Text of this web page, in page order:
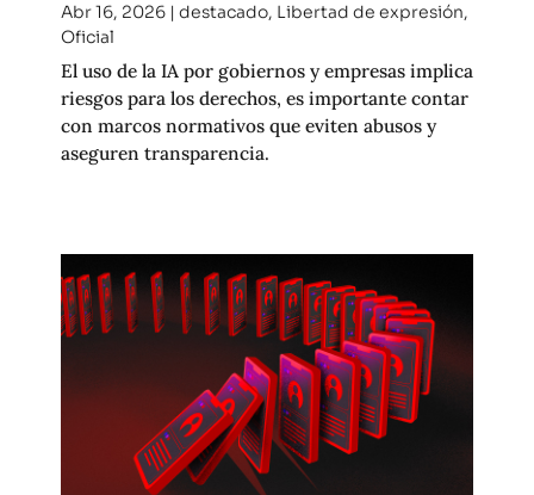
Abr 16, 2026| destacado, Libertad de expresión,
Oficial
El uso de la IA por gobiernos y empresas implica
riesgos para los derechos, es importante contar
con marcos normativos que eviten abusos y
aseguren transparencia.